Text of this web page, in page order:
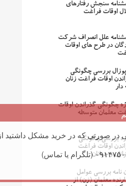
سنجش رفتارهای
اوقات فراغت
علل انصراف شرکت
در طرح های اوقات
بررسی چگونگی
اوقات فراغت زنان
دار
چگونگی گذراندن اوقات
معلمان متوسطه
بررسی چگونگی
اوقات فراغت
و جوانان
نامه بررسی عوامل
معلمان (زن) از
در صورتی که در خرید مشکل داشتید